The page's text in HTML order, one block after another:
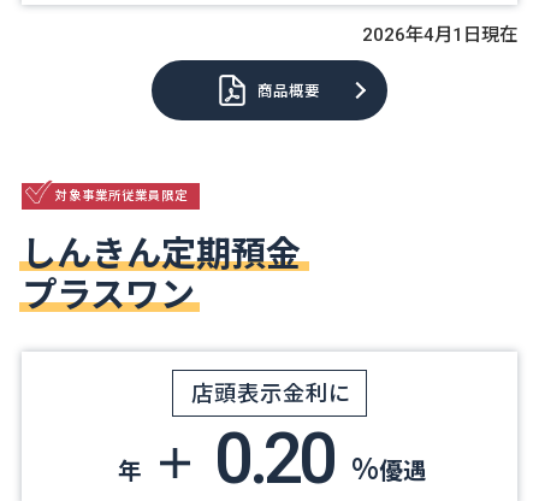
2026年4月1日現在
商品概要
対象事業所従業員限定
しんきん定期預金
プラスワン
店頭表示金利に
年 ＋ 0.20 %優遇